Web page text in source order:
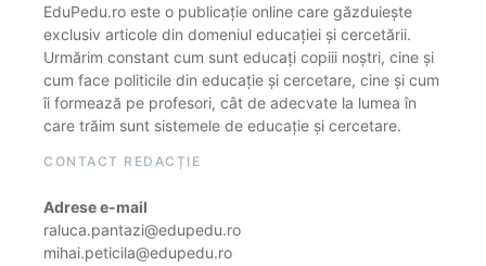
EduPedu.ro este o publicație online care găzduiește
exclusiv articole din domeniul educației și cercetării.
Urmărim constant cum sunt educați copiii noștri, cine și
cum face politicile din educație și cercetare, cine și cum
îi formează pe profesori, cât de adecvate la lumea în
care trăim sunt sistemele de educație și cercetare.
CONTACT REDACȚIE
Adrese e-mail
raluca.pantazi@edupedu.ro
mihai.peticila@edupedu.ro